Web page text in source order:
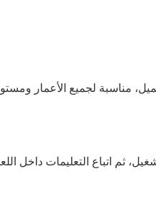
مناسبة لجميع الأعمار
ثم اتباع التعليمات داخل